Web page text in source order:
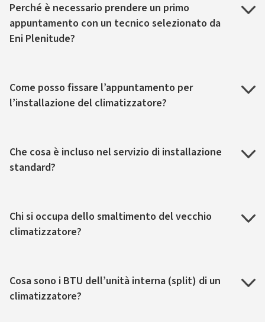
Perché è necessario prendere un primo
appuntamento con un tecnico selezionato da
Eni Plenitude?
Come posso fissare l’appuntamento per
l’installazione del climatizzatore?
Che cosa è incluso nel servizio di installazione
standard?
Chi si occupa dello smaltimento del vecchio
climatizzatore?
Cosa sono i BTU dell’unità interna (split) di un
climatizzatore?